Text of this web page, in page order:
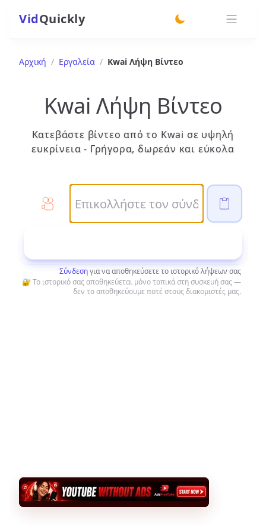
VidQuickly
Αρχική / Εργαλεία / Kwai Λήψη Βίντεο
Kwai Λήψη Βίντεο
Κατεβάστε βίντεο από το Kwai σε υψηλή
ευκρίνεια - Γρήγορα, δωρεάν και εύκολα
Σύνδεσηγια να αποθηκεύσετε το ιστορικό λήψεων σας
🔐 Το ιστορικό σας αποθηκεύεται μόνο τοπικά στη συσκευή σας —
δεν το αποθηκεύουμε ποτέ στους διακομιστές μας.